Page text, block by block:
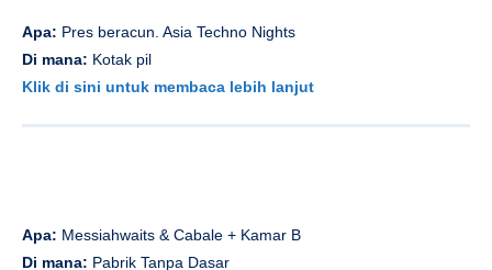
Apa: Pres beracun. Asia Techno Nights
Di mana: Kotak pil
Klik di sini untuk membaca lebih lanjut
Apa: Messiahwaits & Cabale + Kamar B
Di mana: Pabrik Tanpa Dasar